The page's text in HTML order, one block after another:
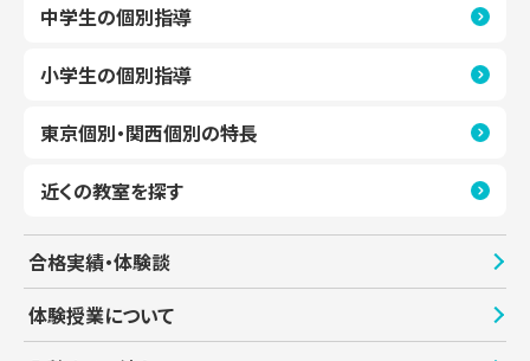
中学生の個別指導
小学生の個別指導
東京個別・関西個別の特長
近くの教室を探す
合格実績・体験談
体験授業について